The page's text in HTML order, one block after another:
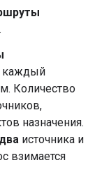
.
каждый
Количество
назначения.
два источника и
взимается